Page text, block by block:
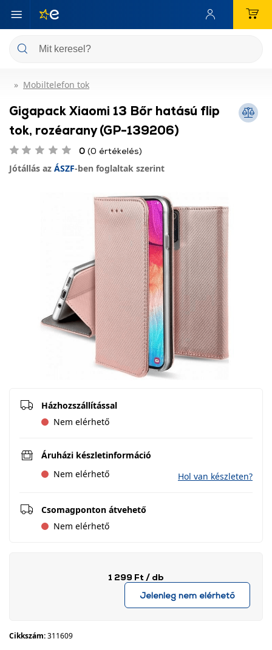
Mobiltelefon tok
Gigapack Xiaomi 13 Bőr hatású flip
tok, rozéarany (GP-139206)
0 (0 értékelés)
Jótállás az ÁSZF-ben foglaltak szerint
Házhozszállítással
Nem elérhető
Áruházi készletinformáció
Nem elérhető
Hol van készleten?
Csomagponton átvehető
Nem elérhető
1 299 Ft / db
Jelenleg nem elérhető
Cikkszám:311609